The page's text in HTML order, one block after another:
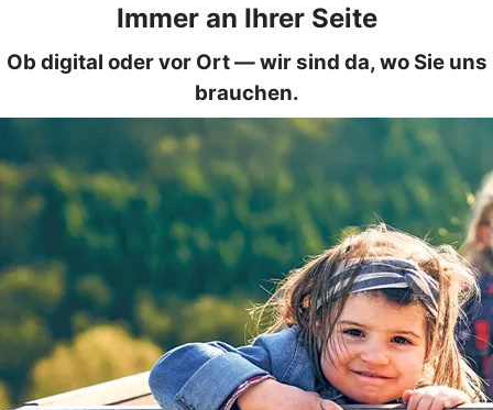
Immer an Ihrer Seite
Ob digital oder vor Ort — wir sind da, wo Sie uns
brauchen.